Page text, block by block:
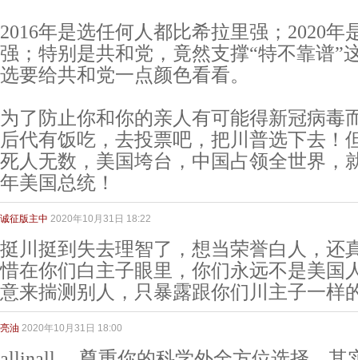
2016年是选任何人都比希拉里强；2020年
强；特别是共和党，竟然支撑“特不靠谱”
选要给共和党一点颜色看看。
为了防止你和你的亲人有可能得新冠病毒
后代有饭吃，去投票吧，把川普选下去！
死人无数，美国垮台，中国占领全世界，
年美国总统！
诚征版主中 2020年10月31日 18:22
挺川挺到失去理智了，想当荣誉白人，还
惜在你们白主子眼里，你们永远不是美国
意来揣测别人，只暴露跟你们川主子一样
亮油 2020年10月31日 18:00